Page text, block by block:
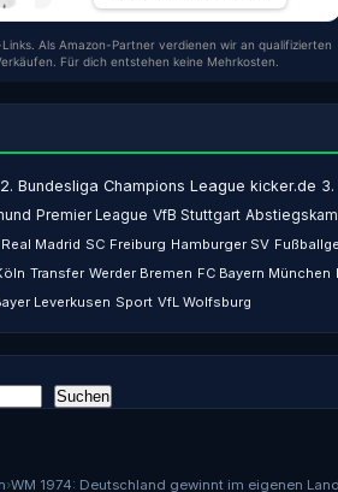
›WM 1974: Deutschland gewinnt im eigenen
Als Amazon-Partner verdienen wir an qualifizierten
Für dich entstehen keine Mehrkosten.
2. Bundesliga Champions League kicker.de 3.
Premier League VfB Stuttgart
Real Madrid SC Freiburg Hamburger SV
Transfer Werder Bremen FC Bayern München
Leverkusen Sport VfL Wolfsburg
Suchen